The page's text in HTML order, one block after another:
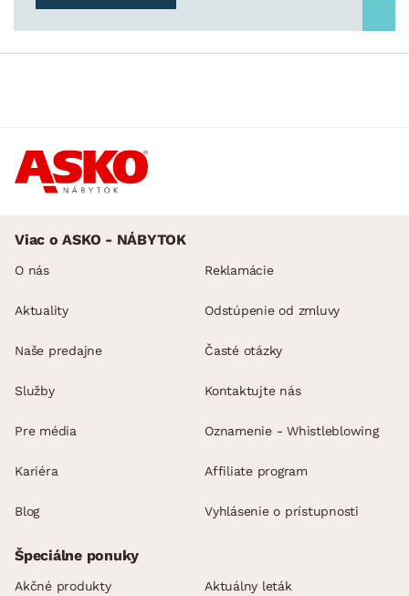
Viac o ASKO - NÁBYTOK
O nás
Aktuality
Naše predajne
Služby
Pre média
Kariéra
Blog
Reklamácie
Odstúpenie od zmluvy
Časté otázky
Kontaktujte nás
Oznamenie - Whistleblowing
Affiliate program
Vyhlásenie o prístupnosti
Špeciálne ponuky
Akčné produkty Aktuálny leták